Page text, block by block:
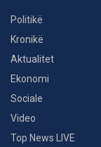
Politikë
Kronikë
Aktualitet
Ekonomi
Sociale
Video
Top News LIVE